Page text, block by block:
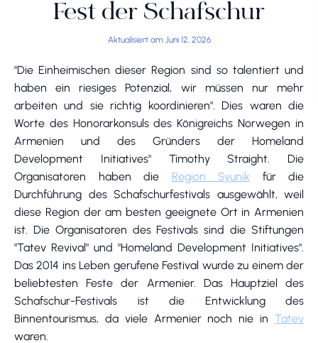
Fest der Schafschur
Aktualisiert am Juni 12, 2026
"Die Einheimischen dieser Region sind so talentiert und
haben ein riesiges Potenzial, wir müssen nur mehr
arbeiten und sie richtig koordinieren". Dies waren die
Worte des Honorarkonsuls des Königreichs Norwegen in
Armenien und des Gründers der Homeland
Development Initiatives" Timothy Straight. Die
Organisatoren haben die Region Syunik für die
Durchführung des Schafschurfestivals ausgewählt, weil
diese Region der am besten geeignete Ort in Armenien
ist. Die Organisatoren des Festivals sind die Stiftungen
"Tatev Revival" und "Homeland Development Initiatives".
Das 2014 ins Leben gerufene Festival wurde zu einem der
beliebtesten Feste der Armenier. Das Hauptziel des
Schafschur-Festivals ist die Entwicklung des
Binnentourismus, da viele Armenier noch nie in Tatev
waren.